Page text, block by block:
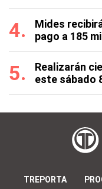
Mides
pago a 185
Realizarán
este sábado
TREPORTA